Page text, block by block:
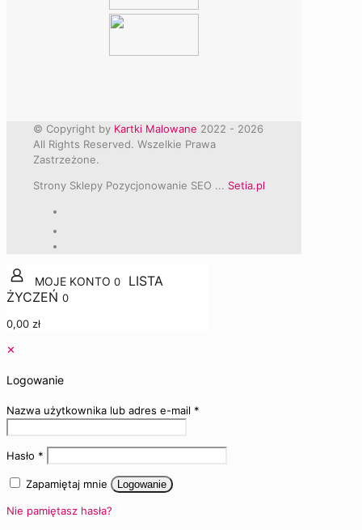
© Copyright by Kartki Malowane 2022 - 2026
All Rights Reserved. Wszelkie Prawa
Zastrzeżone.
Strony Sklepy Pozycjonowanie SEO ... Setia.pl
0
0
0,00 zł
✕
Logowanie
Nazwa użytkownika lub adres e-mail *
Hasło *
Zapamiętaj mnie Logowanie
Nie pamiętasz hasła?